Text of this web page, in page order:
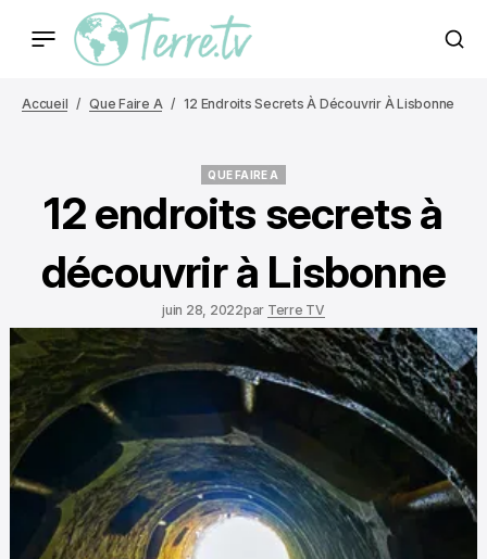
Accueil Que Faire A 12 Endroits Secrets À Découvrir À Lisbonne
QUE FAIRE A
12 endroits secrets à
découvrir à Lisbonne
juin 28, 2022par Terre TV